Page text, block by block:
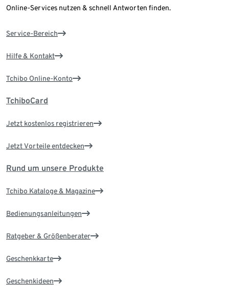
Online-Services nutzen & schnell Antworten finden.
Service-Bereich
Hilfe & Kontakt
Tchibo Online-Konto
TchiboCard
Jetzt kostenlos registrieren
Jetzt Vorteile entdecken
Rund um unsere Produkte
Tchibo Kataloge & Magazine
Bedienungsanleitungen
Ratgeber & Größenberater
Geschenkkarte
Geschenkideen